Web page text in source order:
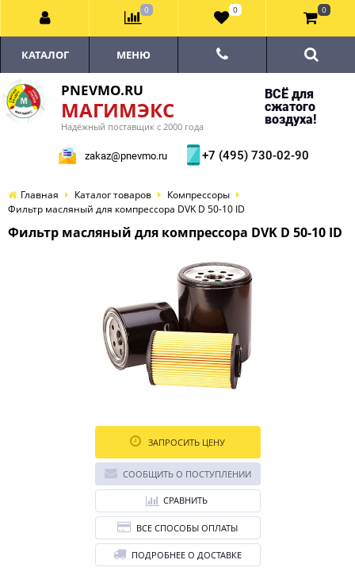
PNEVMO.RU
МАГИМЭКС
Надёжный поставщик с 2000 года
ВСЁ для
сжатого
воздуха!
zakaz@pnevmo.ru +7 (495) 730-02-90
КАТАЛОГ МЕНЮ
Главная Каталог товаров
Компрессоры
Фильтр масляный для компрессора DVK D 50-10 ID
Фильтр масляный для компрессора DVK D 50-10 ID
ЗАПРОСИТЬ ЦЕНУ
СООБЩИТЬ О ПОСТУПЛЕНИИ
СРАВНИТЬ
ВСЕ СПОСОБЫ ОПЛАТЫ
ПОДРОБНЕЕ О ДОСТАВКЕ
0 0 0